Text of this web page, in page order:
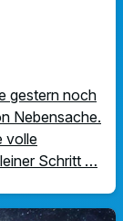
gestern noch
Nebensache.
volle
Schritt …